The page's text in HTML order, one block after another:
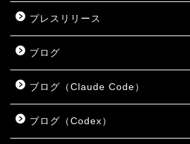
プレスリリース
ブログ
ブログ（Claude Code）
ブログ（Codex）